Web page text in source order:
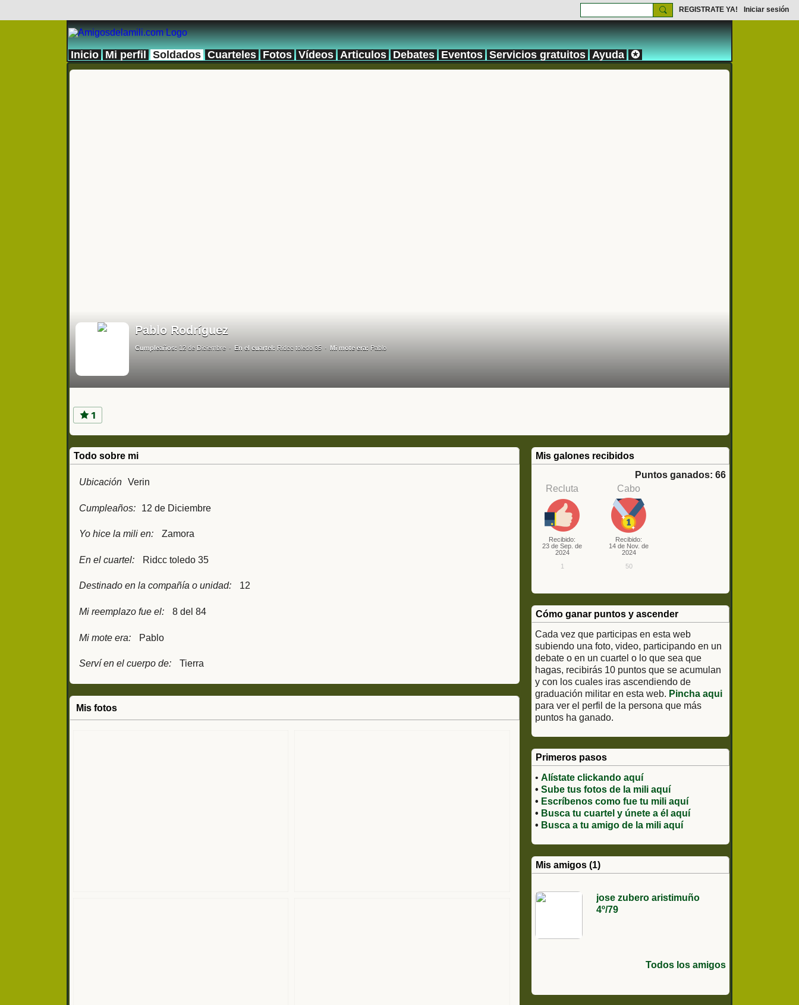
REGISTRATE YA! Iniciar sesión
Inicio Mi perfil Soldados Cuarteles Fotos Vídeos Articulos Debates Eventos Servicios gratuitos Ayuda ✪
Pablo Rodríguez
Cumpleaños: 12 de Diciembre En el cuartel: Ridcc toledo 35 Mi mote era: Pablo
1
Todo sobre mi
Ubicación Verin
Cumpleaños: 12 de Diciembre
Yo hice la mili en: Zamora
En el cuartel: Ridcc toledo 35
Destinado en la compañía o unidad: 12
Mi reemplazo fue el: 8 del 84
Mi mote era: Pablo
Serví en el cuerpo de: Tierra
Mis fotos
Mis galones recibidos
Puntos ganados: 66
Recluta
Recibido:
23 de Sep. de
2024
1
Cabo
Recibido:
14 de Nov. de
2024
50
Cómo ganar puntos y ascender
Cada vez que participas en esta web
subiendo una foto, video, participando en un
debate o en un cuartel o lo que sea que
hagas, recibirás 10 puntos que se acumulan
y con los cuales iras ascendiendo de
graduación militar en esta web. Pincha aqui
para ver el perfil de la persona que más
puntos ha ganado.
Primeros pasos
• Alístate clickando aquí
• Sube tus fotos de la mili aquí
• Escríbenos como fue tu mili aquí
• Busca tu cuartel y únete a él aquí
• Busca a tu amigo de la mili aquí
Mis amigos (1)
jose zubero aristimuño
4º/79
Todos los amigos